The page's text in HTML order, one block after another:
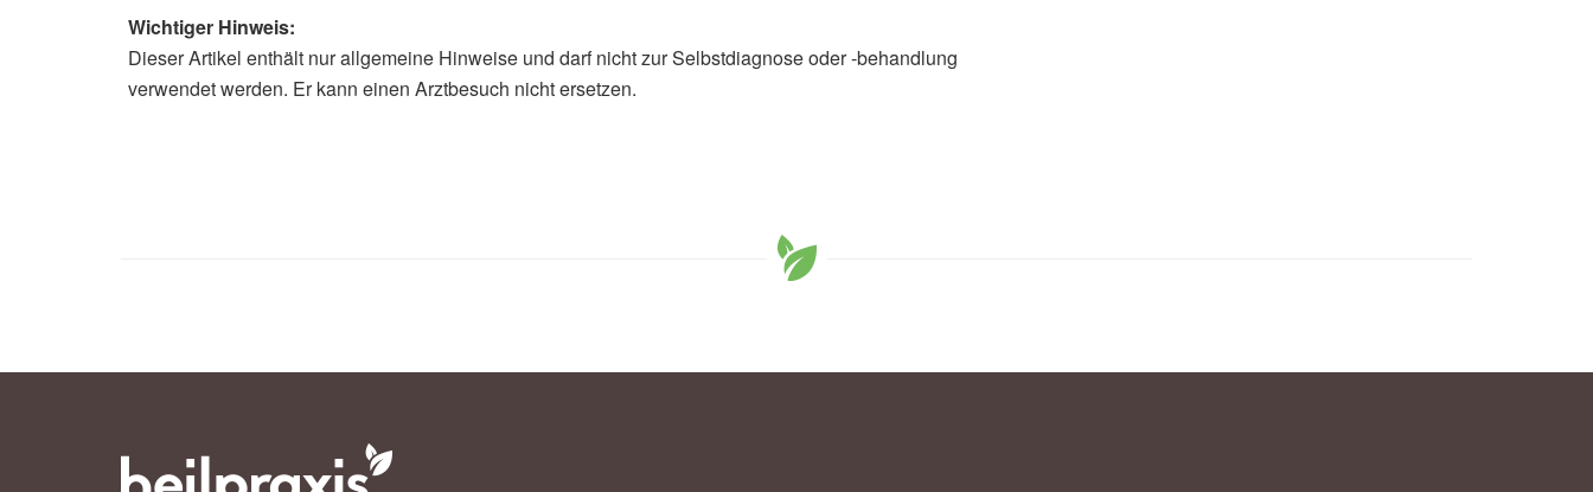
Wichtiger Hinweis:
Dieser Artikel enthält nur allgemeine Hinweise und darf nicht zur Selbstdiagnose oder -behandlung
verwendet werden. Er kann einen Arztbesuch nicht ersetzen.